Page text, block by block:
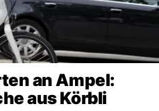
an Ampel:
aus Körbli